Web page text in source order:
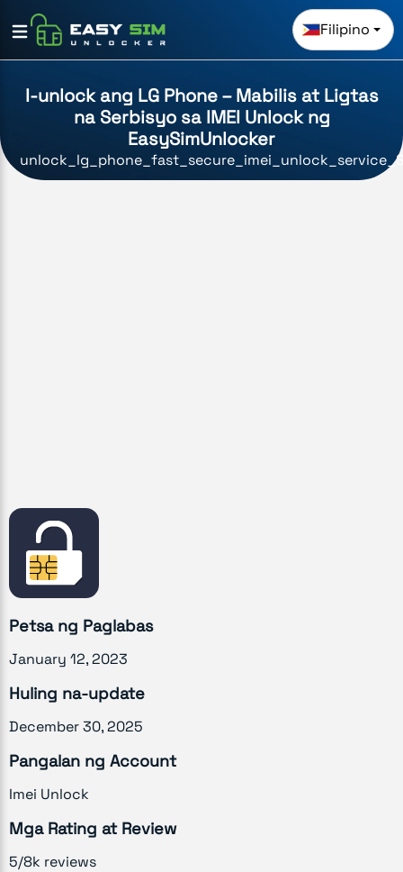
Filipino
I-unlock ang LG Phone – Mabilis at Ligtas
na Serbisyo sa IMEI Unlock ng
EasySimUnlocker
Petsa ng Paglabas
January 12, 2023
Huling na-update
December 30, 2025
Pangalan ng Account
Imei Unlock
Mga Rating at Review
5/8k reviews